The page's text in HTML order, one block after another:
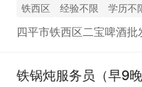
铁西区 经验不限 学历不
四平市铁西区二宝啤酒批
铁锅炖服务员（早9